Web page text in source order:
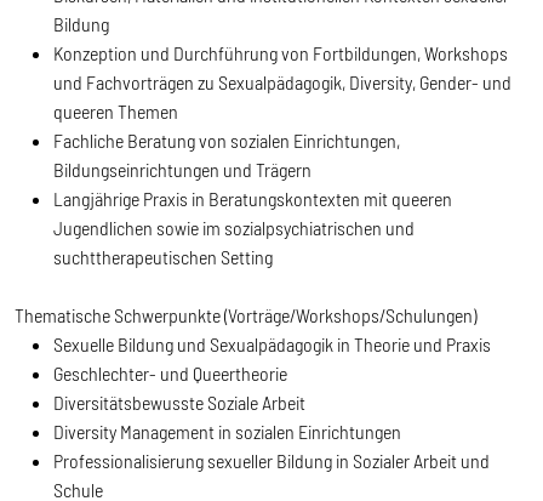
Bildung
Konzeption und Durchführung von Fortbildungen, Workshops
und Fachvorträgen zu Sexualpädagogik, Diversity, Gender- und
queeren Themen
Fachliche Beratung von sozialen Einrichtungen,
Bildungseinrichtungen und Trägern
Langjährige Praxis in Beratungskontexten mit queeren
Jugendlichen sowie im sozialpsychiatrischen und
suchttherapeutischen Setting
Thematische Schwerpunkte (Vorträge/Workshops/Schulungen)
Sexuelle Bildung und Sexualpädagogik in Theorie und Praxis
Geschlechter- und Queertheorie
Diversitätsbewusste Soziale Arbeit
Diversity Management in sozialen Einrichtungen
Professionalisierung sexueller Bildung in Sozialer Arbeit und
Schule